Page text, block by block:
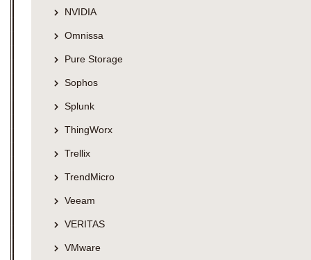
NVIDIA
Omnissa
Pure Storage
Sophos
Splunk
ThingWorx
Trellix
TrendMicro
Veeam
VERITAS
VMware